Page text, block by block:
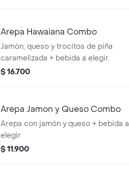
Arepa Hawaiana Combo
Jamón, queso y trocitos de piña
caramelizada + bebida a elegir.
$ 16.700
Arepa Jamon y Queso Combo
Arepa con jamón y queso + bebida a
elegir
$ 11.900